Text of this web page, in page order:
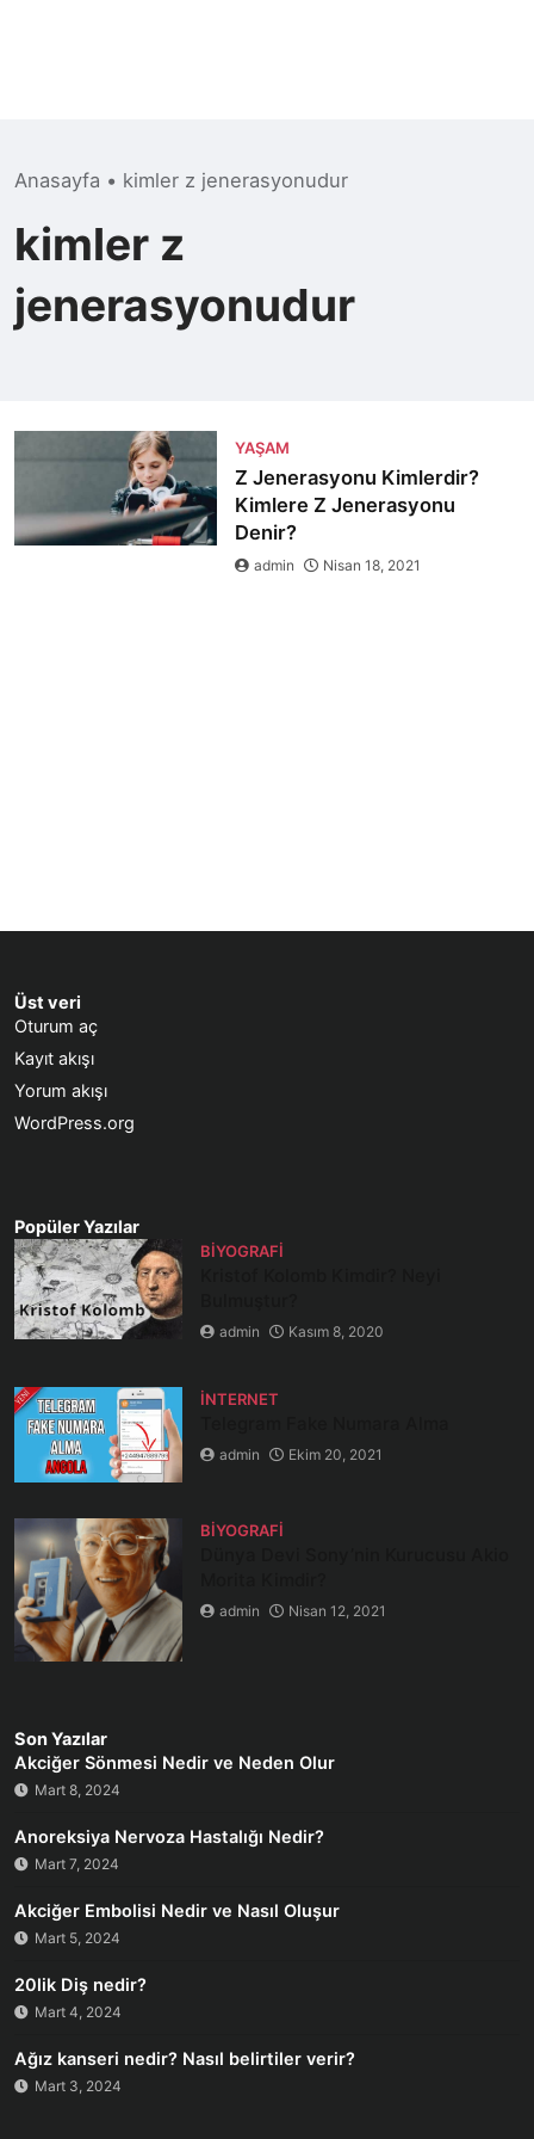
Anasayfa • kimler z jenerasyonudur
kimler z
jenerasyonudur
YAŞAM
Z Jenerasyonu Kimlerdir?
Kimlere Z Jenerasyonu
Denir?
admin Nisan 18, 2021
Üst veri
Oturum aç
Kayıt akışı
Yorum akışı
WordPress.org
Popüler Yazılar
BIYOGRAFI
admin Kasım 8, 2020
İNTERNET
admin Ekim 20, 2021
BIYOGRAFI
admin Nisan 12, 2021
Son Yazılar
Akciğer Sönmesi Nedir ve Neden Olur
Mart 8, 2024
Anoreksiya Nervoza Hastalığı Nedir?
Mart 7, 2024
Akciğer Embolisi Nedir ve Nasıl Oluşur
Mart 5, 2024
20lik Diş nedir?
Mart 4, 2024
Ağız kanseri nedir? Nasıl belirtiler verir?
Mart 3, 2024